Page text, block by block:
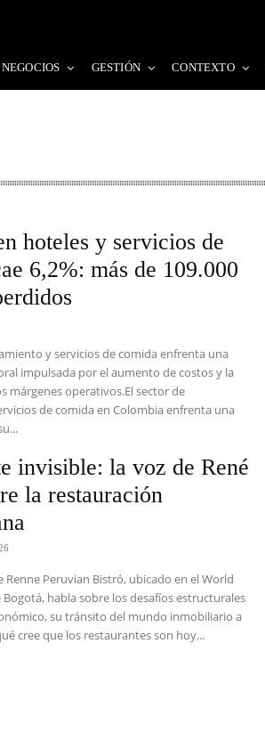
NEGOCIOS GESTIÓN CONTEXTO
hoteles y servicios de
6,2%: más de 109.000
y servicios de comida enfrenta una
impulsada por el aumento de costos y la
márgenes operativos.El sector de
de comida en Colombia enfrenta una
invisible: la voz de René
la restauración
Renne Peruvian Bistró, ubicado en el World
Bogotá, habla sobre los desafíos estructurales
su tránsito del mundo inmobiliario a
cree que los restaurantes son hoy...